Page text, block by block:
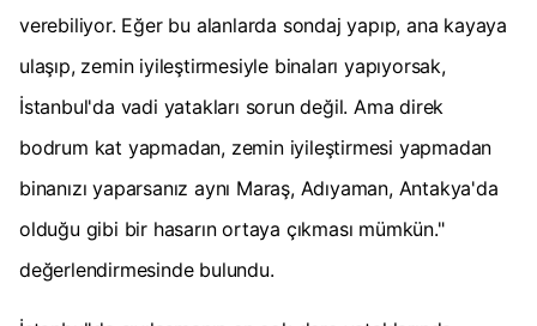
verebiliyor. Eğer bu alanlarda sondaj yapıp, ana kayaya
ulaşıp, zemin iyileştirmesiyle binaları yapıyorsak,
İstanbul'da vadi yatakları sorun değil. Ama direk
bodrum kat yapmadan, zemin iyileştirmesi yapmadan
binanızı yaparsanız aynı Maraş, Adıyaman, Antakya'da
olduğu gibi bir hasarın ortaya çıkması mümkün."
değerlendirmesinde bulundu.